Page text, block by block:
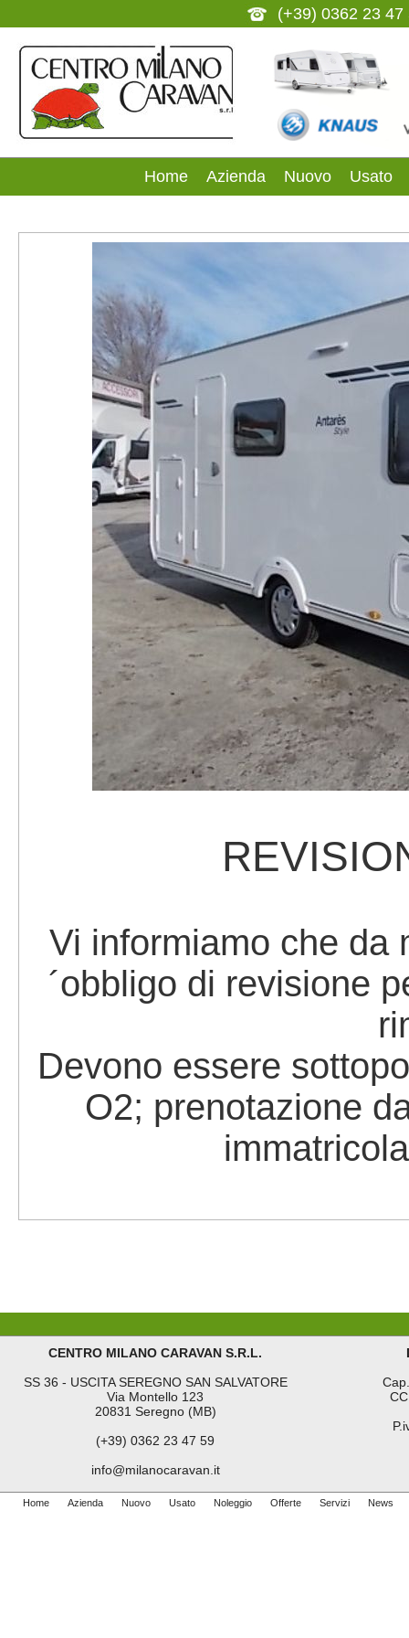
(+39) 0362 23 47
Home Azienda Nuovo Usato
Vi informiamo che da
´obbligo di revisione
Devono essere
O2; prenotazione
CENTRO MILANO CARAVAN S.R.L.
SS 36 - USCITA SEREGNO SAN SALVATORE
Via Montello 123
20831 Seregno (MB)
(+39) 0362 23 47 59
info@milanocaravan.it
Home Azienda Nuovo Usato Noleggio Offerte Servizi News